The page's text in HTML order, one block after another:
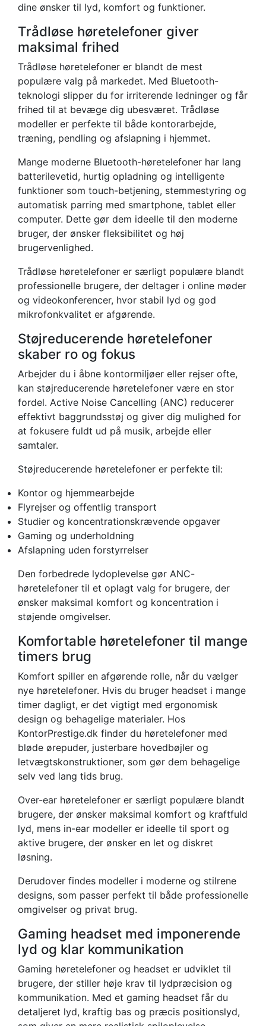
dine ønsker til lyd, komfort og funktioner.
Trådløse høretelefoner giver
maksimal frihed
Trådløse høretelefoner er blandt de mest
populære valg på markedet. Med Bluetooth-
teknologi slipper du for irriterende ledninger og får
frihed til at bevæge dig ubesværet. Trådløse
modeller er perfekte til både kontorarbejde,
træning, pendling og afslapning i hjemmet.
Mange moderne Bluetooth-høretelefoner har lang
batterilevetid, hurtig opladning og intelligente
funktioner som touch-betjening, stemmestyring og
automatisk parring med smartphone, tablet eller
computer. Dette gør dem ideelle til den moderne
bruger, der ønsker fleksibilitet og høj
brugervenlighed.
Trådløse høretelefoner er særligt populære blandt
professionelle brugere, der deltager i online møder
og videokonferencer, hvor stabil lyd og god
mikrofonkvalitet er afgørende.
Støjreducerende høretelefoner
skaber ro og fokus
Arbejder du i åbne kontormiljøer eller rejser ofte,
kan støjreducerende høretelefoner være en stor
fordel. Active Noise Cancelling (ANC) reducerer
effektivt baggrundsstøj og giver dig mulighed for
at fokusere fuldt ud på musik, arbejde eller
samtaler.
Støjreducerende høretelefoner er perfekte til:
Kontor og hjemmearbejde
Flyrejser og offentlig transport
Studier og koncentrationskrævende opgaver
Gaming og underholdning
Afslapning uden forstyrrelser
Den forbedrede lydoplevelse gør ANC-
høretelefoner til et oplagt valg for brugere, der
ønsker maksimal komfort og koncentration i
støjende omgivelser.
Komfortable høretelefoner til mange
timers brug
Komfort spiller en afgørende rolle, når du vælger
nye høretelefoner. Hvis du bruger headset i mange
timer dagligt, er det vigtigt med ergonomisk
design og behagelige materialer. Hos
KontorPrestige.dk finder du høretelefoner med
bløde ørepuder, justerbare hovedbøjler og
letvægtskonstruktioner, som gør dem behagelige
selv ved lang tids brug.
Over-ear høretelefoner er særligt populære blandt
brugere, der ønsker maksimal komfort og kraftfuld
lyd, mens in-ear modeller er ideelle til sport og
aktive brugere, der ønsker en let og diskret
løsning.
Derudover findes modeller i moderne og stilrene
designs, som passer perfekt til både professionelle
omgivelser og privat brug.
Gaming headset med imponerende
lyd og klar kommunikation
Gaming høretelefoner og headset er udviklet til
brugere, der stiller høje krav til lydpræcision og
kommunikation. Med et gaming headset får du
detaljeret lyd, kraftig bas og præcis positionslyd,